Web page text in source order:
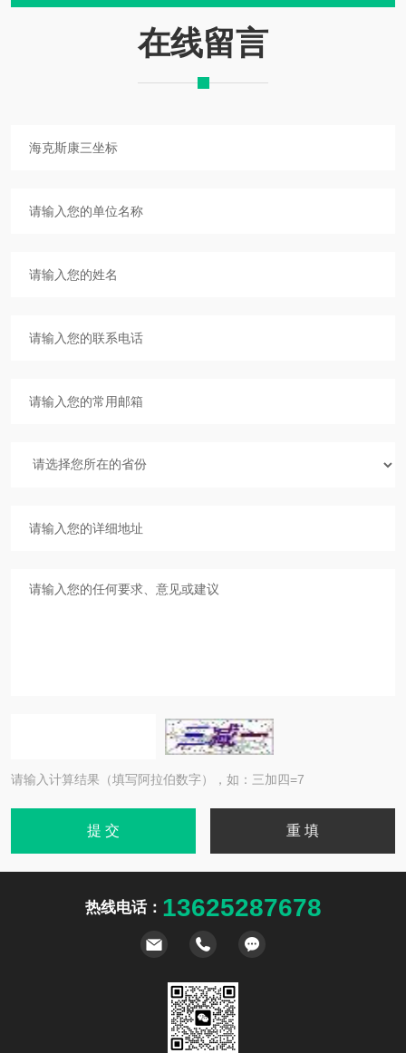
在线留言
请输入计算结果（填写阿拉伯数字），如：三加四=7
热线电话： 13625287678